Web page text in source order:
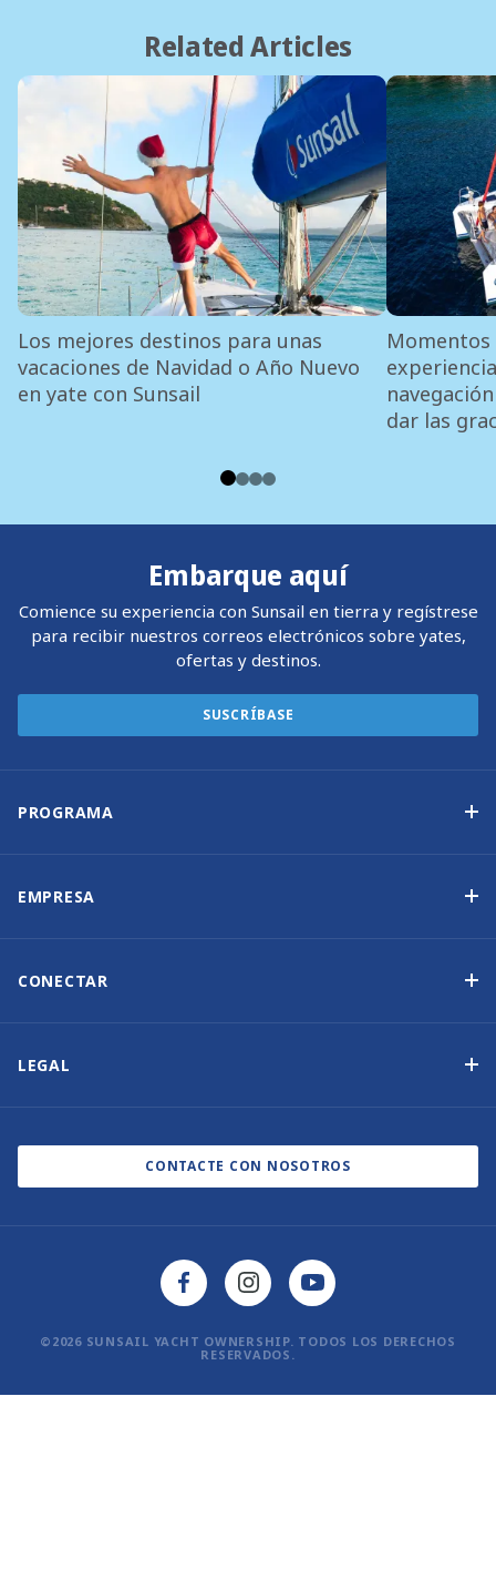
Related Articles
Los mejores destinos para unas
vacaciones de Navidad o Año Nuevo
en yate con Sunsail
dar las
Embarque aquí
Comience su experiencia con Sunsail en tierra y regístrese
para recibir nuestros correos electrónicos sobre yates,
ofertas y destinos.
SUSCRÍBASE
PROGRAMA
EMPRESA
CONECTAR
LEGAL
CONTACTE CON NOSOTROS
©2026 SUNSAIL YACHT OWNERSHIP. TODOS LOS DERECHOS
RESERVADOS.